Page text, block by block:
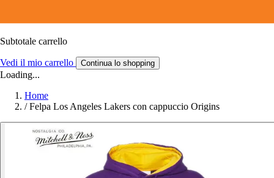
Subtotale carrello
Vedi il mio carrello Continua lo shopping
Loading...
Home
/ Felpa Los Angeles Lakers con cappuccio Origins